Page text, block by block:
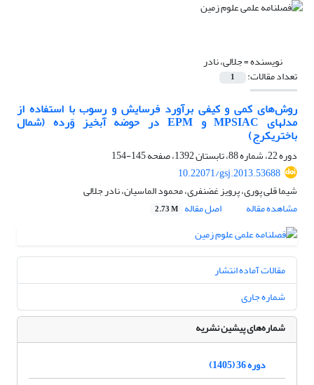
نویسنده =جلالی، نادر
تعداد مقالات: 1
روش‌های کمی و کیفی برآورد فرسایش و رسوب با استفاده از
مدلهای MPSIAC و EPM در حوضه آبخیز وَرده (شمال
باختریکرج)
دوره 22، شماره 88، تابستان 1392، صفحه
145-154
10.22071/gsj.2013.53688
شیما قلی پوری، پرویز غضنفری، محمود الماسیان، نادر جلالی
مشاهده مقاله
اصل مقاله 2.73 M
مقالات آماده انتشار
شماره جاری
شماره‌های پیشین نشریه
دوره 36 (1405)